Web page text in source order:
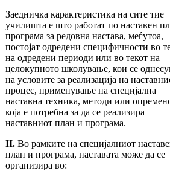
Заедничка карактеристика на сите тие
училишта е што работат по наставен
програма за редовна настава, меѓутоа,
постојат одредени специфичности во
на одредени периоди или во текот на
целокупното школување, кои се
на условите за реализација на
процес, применување на специјална
наставна техника, методи или
која е потребна за да се реализира
наставниот план и програма.
II. Во рамките на специјалниот
план и програма, наставата може да се
организира во: